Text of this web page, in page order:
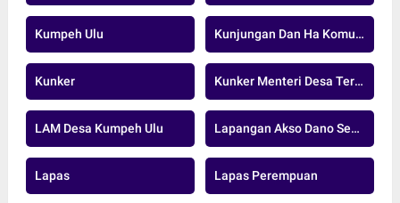
Kumpeh Ulu Kunjungan Dan Ha Komunikasi
Kunker Kunker Menteri Desa Tertinggal
LAM Desa Kumpeh Ulu Lapangan Akso Dano Sengeti
Lapas Lapas Perempuan